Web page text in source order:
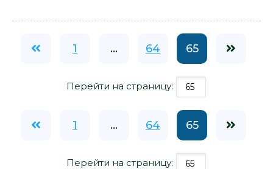
1 ... 64 65
Перейти на страницу:
1 ... 64 65
Перейти на страницу: